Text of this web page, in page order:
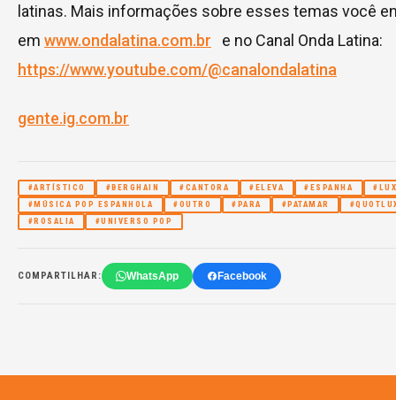
latinas. Mais informações sobre esses temas você
em www.ondalatina.com.br e no Canal Onda Latina:
https://www.youtube.com/@canalondalatina
gente.ig.com.br
#ARTÍSTICO #BERGHAIN #CANTORA #ELEVA #ESPANHA
#LUX
#MÚSICA POP ESPANHOLA
#OUTRO #PARA #PATAMAR
#ROSALIA
#UNIVERSO POP
COMPARTILHAR: WhatsApp Facebook